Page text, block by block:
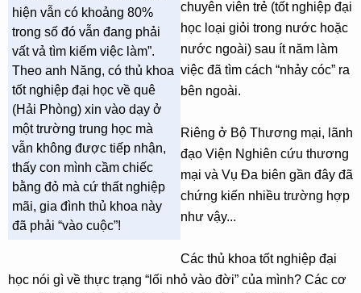
hiện vẫn có khoảng 80%
trong số đó vẫn đang phải
vất vả tìm kiếm việc làm”.
Theo anh Năng, có thủ khoa
tốt nghiệp đại học về quê
(Hải Phòng) xin vào dạy ở
một trường trung học mà
vẫn không được tiếp nhận,
thấy con mình cầm chiếc
bằng đỏ mà cứ thất nghiệp
mãi, gia đình thủ khoa này
đã phải “vào cuộc”!
chuyên viên trẻ (tốt nghiệp đại
học loại giỏi trong nước hoặc
nước ngoài) sau ít năm làm
việc đã tìm cách “nhảy cóc” ra
bên ngoài.
Riêng ở Bộ Thương mại, lãnh
đạo Viện Nghiên cứu thương
mại và Vụ Đa biên gần đây đã
chứng kiến nhiều trường hợp
như vậy...
Các thủ khoa tốt nghiệp đại
học nói gì về thực trạng “lối nhỏ vào đời” của mình? Các cơ